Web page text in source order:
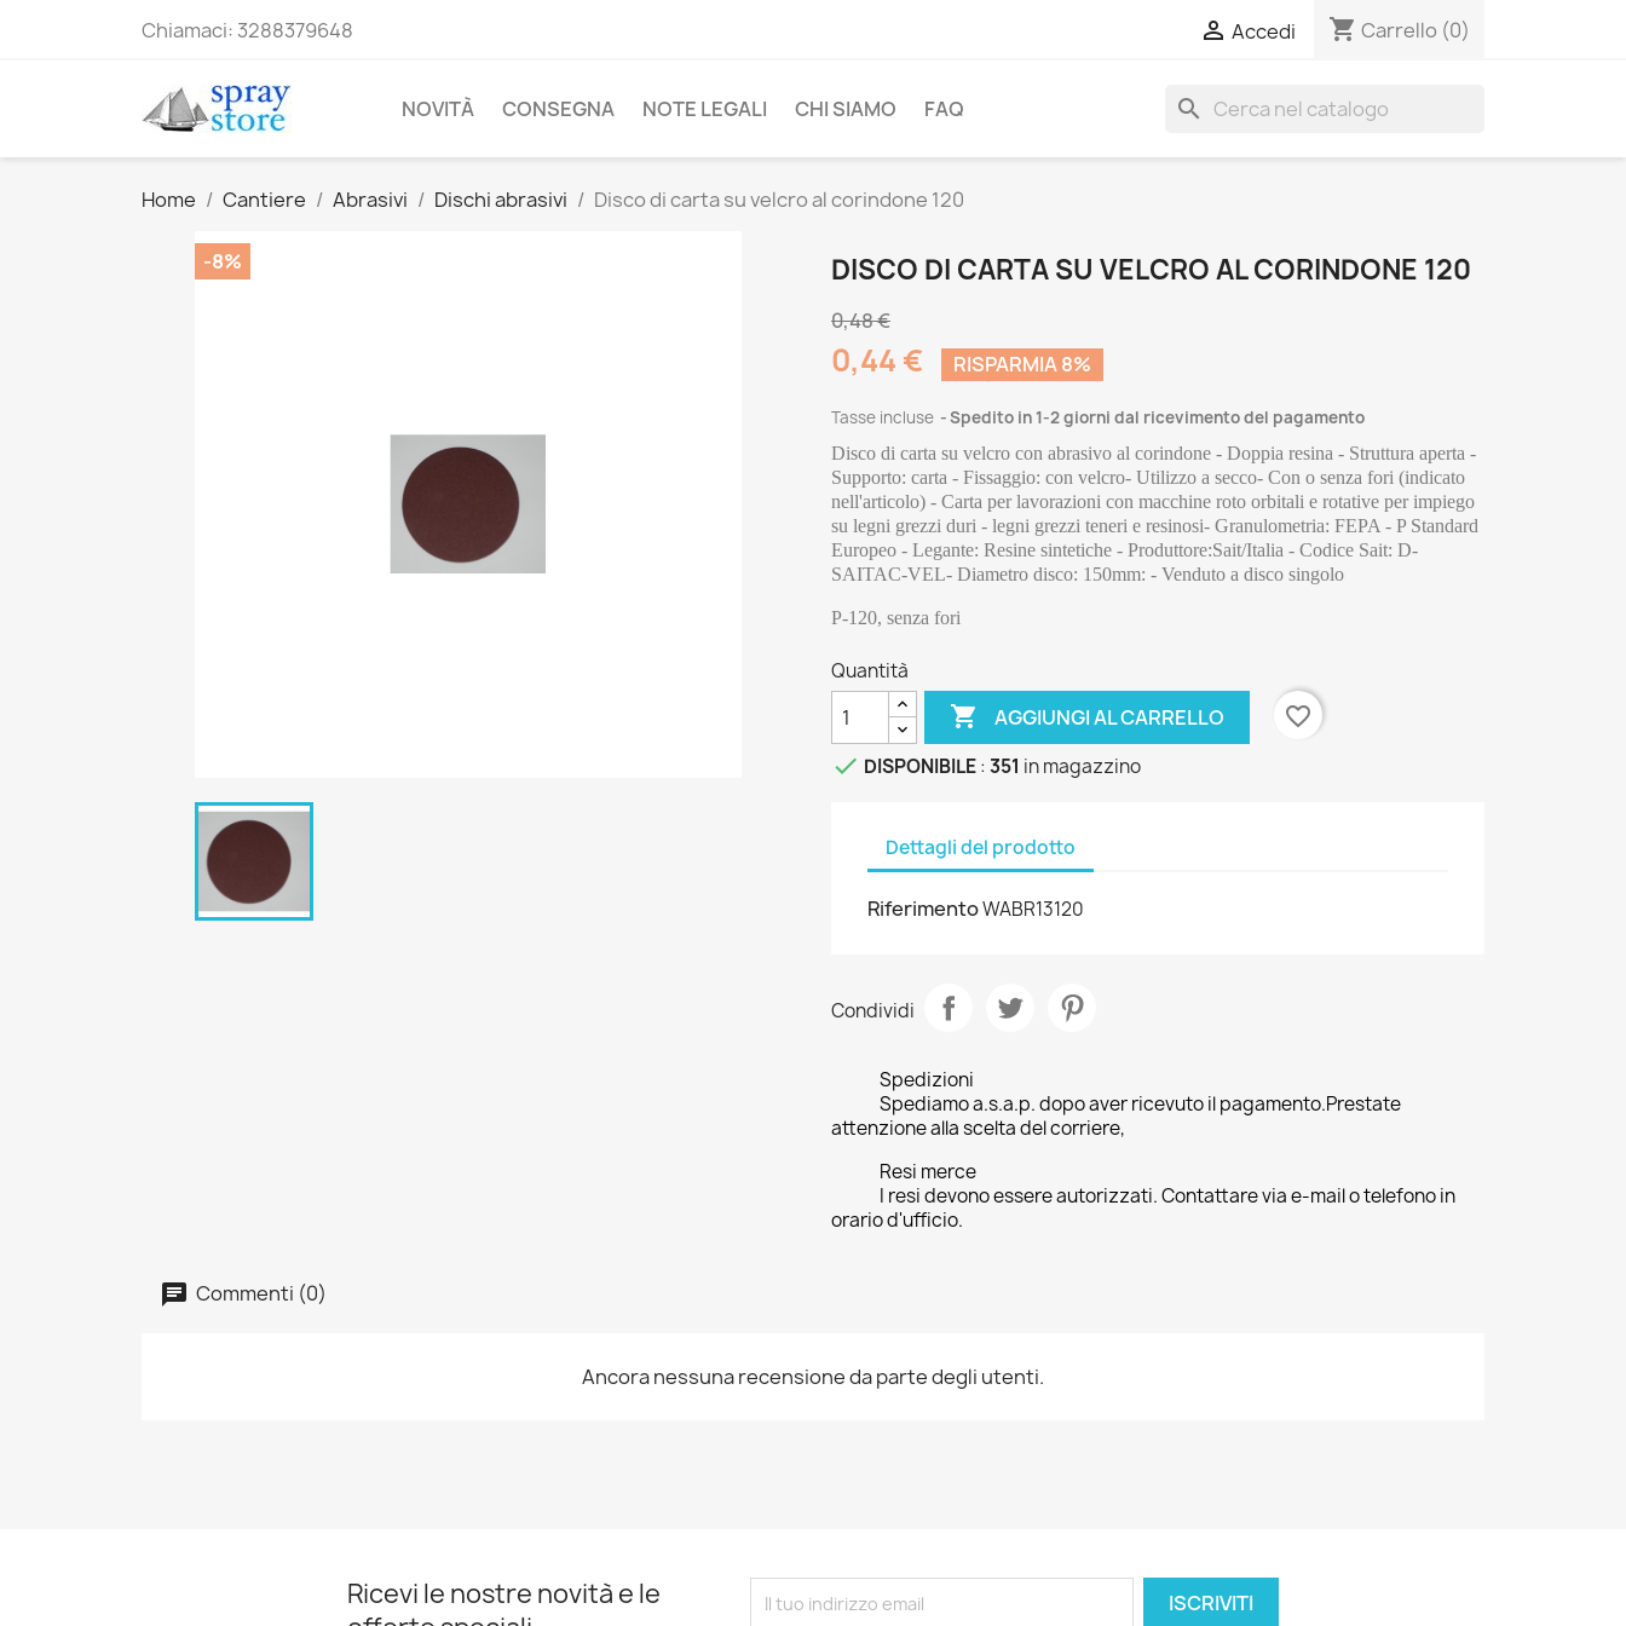
Chiamaci: 3288379648  Accedi shopping_cart Carrello (0)
NOVITÀ CONSEGNA NOTE LEGALI CHI SIAMO FAQ search
Home Cantiere Abrasivi Dischi abrasivi Disco di carta su velcro al corindone 120
-8% DISCO DI CARTA SU VELCRO AL CORINDONE 120
0,48 €
0,44 € RISPARMIA 8%
Tasse incluse Spedito in 1-2 giorni dal ricevimento del pagamento
Disco di carta su velcro con abrasivo al corindone - Doppia resina - Struttura aperta -
Supporto: carta - Fissaggio: con velcro- Utilizzo a secco- Con o senza fori (indicato
nell'articolo) - Carta per lavorazioni con macchine roto orbitali e rotative per impiego
su legni grezzi duri - legni grezzi teneri e resinosi- Granulometria: FEPA - P Standard
Europeo - Legante: Resine sintetiche - Produttore:Sait/Italia - Codice Sait: D-
SAITAC-VEL- Diametro disco: 150mm: - Venduto a disco singolo
P-120, senza fori
Quantità
 AGGIUNGI AL CARRELLO
favorite_border
 DISPONIBILE: 351 in magazzino
Dettagli del prodotto
RiferimentoWABR13120
Condividi
Spedizioni
Spediamo a.s.a.p. dopo aver ricevuto il pagamento.Prestate
attenzione alla scelta del corriere,
Resi merce
I resi devono essere autorizzati. Contattare via e-mail o telefono in
orario d'ufficio.
Commenti (0)
Ancora nessuna recensione da parte degli utenti.
Ricevi le nostre novità e le